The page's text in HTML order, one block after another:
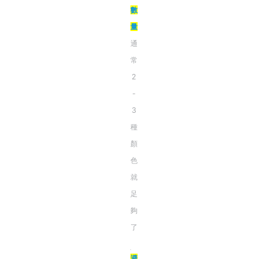
數
量
通
常
2
-
3
種
顏
色
就
足
夠
了